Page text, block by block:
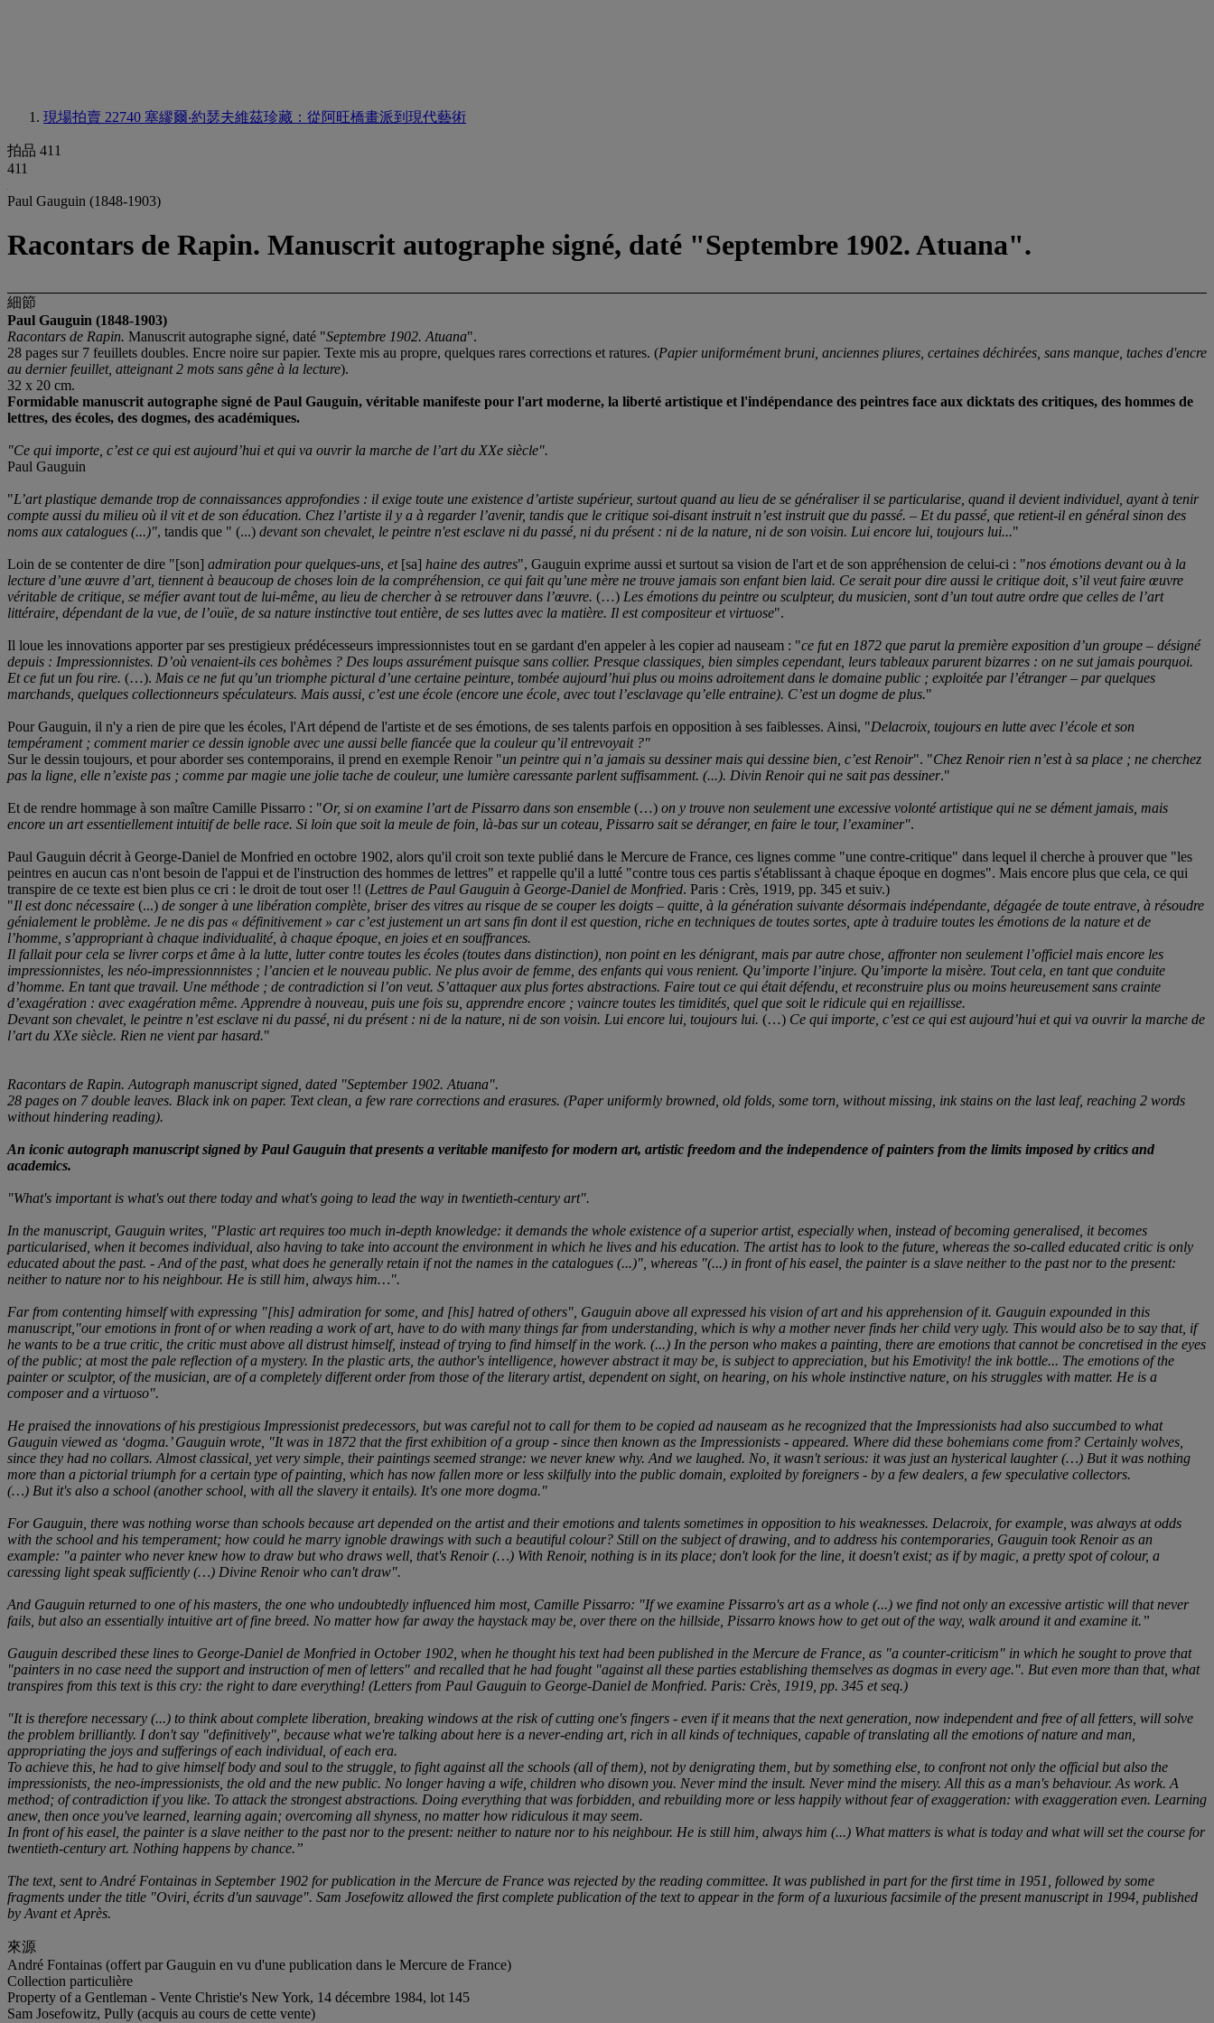
現場拍賣 22740 塞繆爾‧約瑟夫維茲珍藏：從阿旺橋畫派到現代藝術
拍品 411
411
Paul Gauguin (1848-1903)
Racontars de Rapin. Manuscrit autographe signé, daté "Septembre 1902. Atuana".
細節
Paul Gauguin (1848-1903)
Racontars de Rapin. Manuscrit autographe signé, daté "Septembre 1902. Atuana".
28 pages sur 7 feuillets doubles. Encre noire sur papier. Texte mis au propre, quelques rares corrections et ratures. (Papier uniformément bruni, anciennes pliures, certaines déchirées, sans manque, taches d'encre
au dernier feuillet, atteignant 2 mots sans gêne à la lecture).
32 x 20 cm.
Formidable manuscrit autographe signé de Paul Gauguin, véritable manifeste pour l'art moderne, la liberté artistique et l'indépendance des peintres face aux dicktats des critiques, des hommes de
lettres, des écoles, des dogmes, des académiques.
"Ce qui importe, c’est ce qui est aujourd’hui et qui va ouvrir la marche de l’art du XXe siècle".
Paul Gauguin
"L’art plastique demande trop de connaissances approfondies : il exige toute une existence d’artiste supérieur, surtout quand au lieu de se généraliser il se particularise, quand il devient individuel, ayant à tenir
compte aussi du milieu où il vit et de son éducation. Chez l’artiste il y a à regarder l’avenir, tandis que le critique soi-disant instruit n’est instruit que du passé. – Et du passé, que retient-il en général sinon des
noms aux catalogues (...)", tandis que " (...) devant son chevalet, le peintre n'est esclave ni du passé, ni du présent : ni de la nature, ni de son voisin. Lui encore lui, toujours lui..."
Loin de se contenter de dire "[son] admiration pour quelques-uns, et [sa] haine des autres", Gauguin exprime aussi et surtout sa vision de l'art et de son appréhension de celui-ci : "nos émotions devant ou à la
lecture d’une œuvre d’art, tiennent à beaucoup de choses loin de la compréhension, ce qui fait qu’une mère ne trouve jamais son enfant bien laid. Ce serait pour dire aussi le critique doit, s’il veut faire œuvre
véritable de critique, se méfier avant tout de lui-même, au lieu de chercher à se retrouver dans l’œuvre. (…) Les émotions du peintre ou sculpteur, du musicien, sont d’un tout autre ordre que celles de l’art
littéraire, dépendant de la vue, de l’ouïe, de sa nature instinctive tout entière, de ses luttes avec la matière. Il est compositeur et virtuose".
Il loue les innovations apporter par ses prestigieux prédécesseurs impressionnistes tout en se gardant d'en appeler à les copier ad nauseam : "ce fut en 1872 que parut la première exposition d’un groupe – désigné
depuis : Impressionnistes. D’où venaient-ils ces bohèmes ? Des loups assurément puisque sans collier. Presque classiques, bien simples cependant, leurs tableaux parurent bizarres : on ne sut jamais pourquoi.
Et ce fut un fou rire. (…). Mais ce ne fut qu’un triomphe pictural d’une certaine peinture, tombée aujourd’hui plus ou moins adroitement dans le domaine public ; exploitée par l’étranger – par quelques
marchands, quelques collectionneurs spéculateurs. Mais aussi, c’est une école (encore une école, avec tout l’esclavage qu’elle entraine). C’est un dogme de plus."
Pour Gauguin, il n'y a rien de pire que les écoles, l'Art dépend de l'artiste et de ses émotions, de ses talents parfois en opposition à ses faiblesses. Ainsi, "Delacroix, toujours en lutte avec l’école et son
tempérament ; comment marier ce dessin ignoble avec une aussi belle fiancée que la couleur qu’il entrevoyait ?"
Sur le dessin toujours, et pour aborder ses contemporains, il prend en exemple Renoir "un peintre qui n’a jamais su dessiner mais qui dessine bien, c’est Renoir". "Chez Renoir rien n’est à sa place ; ne cherchez
pas la ligne, elle n’existe pas ; comme par magie une jolie tache de couleur, une lumière caressante parlent suffisamment. (...). Divin Renoir qui ne sait pas dessiner."
Et de rendre hommage à son maître Camille Pissarro : "Or, si on examine l’art de Pissarro dans son ensemble (…) on y trouve non seulement une excessive volonté artistique qui ne se dément jamais, mais
encore un art essentiellement intuitif de belle race. Si loin que soit la meule de foin, là-bas sur un coteau, Pissarro sait se déranger, en faire le tour, l’examiner".
Paul Gauguin décrit à George-Daniel de Monfried en octobre 1902, alors qu'il croit son texte publié dans le Mercure de France, ces lignes comme "une contre-critique" dans lequel il cherche à prouver que "les
peintres en aucun cas n'ont besoin de l'appui et de l'instruction des hommes de lettres" et rappelle qu'il a lutté "contre tous ces partis s'établissant à chaque époque en dogmes". Mais encore plus que cela, ce qui
transpire de ce texte est bien plus ce cri : le droit de tout oser !! (Lettres de Paul Gauguin à George-Daniel de Monfried. Paris : Crès, 1919, pp. 345 et suiv.)
"Il est donc nécessaire (...) de songer à une libération complète, briser des vitres au risque de se couper les doigts – quitte, à la génération suivante désormais indépendante, dégagée de toute entrave, à résoudre
génialement le problème. Je ne dis pas « définitivement » car c’est justement un art sans fin dont il est question, riche en techniques de toutes sortes, apte à traduire toutes les émotions de la nature et de
l’homme, s’appropriant à chaque individualité, à chaque époque, en joies et en souffrances.
Il fallait pour cela se livrer corps et âme à la lutte, lutter contre toutes les écoles (toutes dans distinction), non point en les dénigrant, mais par autre chose, affronter non seulement l’officiel mais encore les
impressionnistes, les néo-impressionnnistes ; l’ancien et le nouveau public. Ne plus avoir de femme, des enfants qui vous renient. Qu’importe l’injure. Qu’importe la misère. Tout cela, en tant que conduite
d’homme. En tant que travail. Une méthode ; de contradiction si l’on veut. S’attaquer aux plus fortes abstractions. Faire tout ce qui était défendu, et reconstruire plus ou moins heureusement sans crainte
d’exagération : avec exagération même. Apprendre à nouveau, puis une fois su, apprendre encore ; vaincre toutes les timidités, quel que soit le ridicule qui en rejaillisse.
Devant son chevalet, le peintre n’est esclave ni du passé, ni du présent : ni de la nature, ni de son voisin. Lui encore lui, toujours lui. (…) Ce qui importe, c’est ce qui est aujourd’hui et qui va ouvrir la marche de
l’art du XXe siècle. Rien ne vient par hasard."
Racontars de Rapin. Autograph manuscript signed, dated "September 1902. Atuana".
28 pages on 7 double leaves. Black ink on paper. Text clean, a few rare corrections and erasures. (Paper uniformly browned, old folds, some torn, without missing, ink stains on the last leaf, reaching 2 words
without hindering reading).
An iconic autograph manuscript signed by Paul Gauguin that presents a veritable manifesto for modern art, artistic freedom and the independence of painters from the limits imposed by critics and
academics.
"What's important is what's out there today and what's going to lead the way in twentieth-century art".
In the manuscript, Gauguin writes, "Plastic art requires too much in-depth knowledge: it demands the whole existence of a superior artist, especially when, instead of becoming generalised, it becomes
particularised, when it becomes individual, also having to take into account the environment in which he lives and his education. The artist has to look to the future, whereas the so-called educated critic is only
educated about the past. - And of the past, what does he generally retain if not the names in the catalogues (...)", whereas "(...) in front of his easel, the painter is a slave neither to the past nor to the present:
neither to nature nor to his neighbour. He is still him, always him…".
Far from contenting himself with expressing "[his] admiration for some, and [his] hatred of others", Gauguin above all expressed his vision of art and his apprehension of it. Gauguin expounded in this
manuscript,"our emotions in front of or when reading a work of art, have to do with many things far from understanding, which is why a mother never finds her child very ugly. This would also be to say that, if
he wants to be a true critic, the critic must above all distrust himself, instead of trying to find himself in the work. (...) In the person who makes a painting, there are emotions that cannot be concretised in the eyes
of the public; at most the pale reflection of a mystery. In the plastic arts, the author's intelligence, however abstract it may be, is subject to appreciation, but his Emotivity! the ink bottle... The emotions of the
painter or sculptor, of the musician, are of a completely different order from those of the literary artist, dependent on sight, on hearing, on his whole instinctive nature, on his struggles with matter. He is a
composer and a virtuoso".
He praised the innovations of his prestigious Impressionist predecessors, but was careful not to call for them to be copied ad nauseam as he recognized that the Impressionists had also succumbed to what
Gauguin viewed as ‘dogma.’ Gauguin wrote, "It was in 1872 that the first exhibition of a group - since then known as the Impressionists - appeared. Where did these bohemians come from? Certainly wolves,
since they had no collars. Almost classical, yet very simple, their paintings seemed strange: we never knew why. And we laughed. No, it wasn't serious: it was just an hysterical laughter (…) But it was nothing
more than a pictorial triumph for a certain type of painting, which has now fallen more or less skilfully into the public domain, exploited by foreigners - by a few dealers, a few speculative collectors.
(…) But it's also a school (another school, with all the slavery it entails). It's one more dogma."
For Gauguin, there was nothing worse than schools because art depended on the artist and their emotions and talents sometimes in opposition to his weaknesses. Delacroix, for example, was always at odds
with the school and his temperament; how could he marry ignoble drawings with such a beautiful colour? Still on the subject of drawing, and to address his contemporaries, Gauguin took Renoir as an
example: "a painter who never knew how to draw but who draws well, that's Renoir (…) With Renoir, nothing is in its place; don't look for the line, it doesn't exist; as if by magic, a pretty spot of colour, a
caressing light speak sufficiently (…) Divine Renoir who can't draw".
And Gauguin returned to one of his masters, the one who undoubtedly influenced him most, Camille Pissarro: "If we examine Pissarro's art as a whole (...) we find not only an excessive artistic will that never
fails, but also an essentially intuitive art of fine breed. No matter how far away the haystack may be, over there on the hillside, Pissarro knows how to get out of the way, walk around it and examine it.”
Gauguin described these lines to George-Daniel de Monfried in October 1902, when he thought his text had been published in the Mercure de France, as "a counter-criticism" in which he sought to prove that
"painters in no case need the support and instruction of men of letters" and recalled that he had fought "against all these parties establishing themselves as dogmas in every age.". But even more than that, what
transpires from this text is this cry: the right to dare everything! (Letters from Paul Gauguin to George-Daniel de Monfried. Paris: Crès, 1919, pp. 345 et seq.)
"It is therefore necessary (...) to think about complete liberation, breaking windows at the risk of cutting one's fingers - even if it means that the next generation, now independent and free of all fetters, will solve
the problem brilliantly. I don't say "definitively", because what we're talking about here is a never-ending art, rich in all kinds of techniques, capable of translating all the emotions of nature and man,
appropriating the joys and sufferings of each individual, of each era.
To achieve this, he had to give himself body and soul to the struggle, to fight against all the schools (all of them), not by denigrating them, but by something else, to confront not only the official but also the
impressionists, the neo-impressionists, the old and the new public. No longer having a wife, children who disown you. Never mind the insult. Never mind the misery. All this as a man's behaviour. As work. A
method; of contradiction if you like. To attack the strongest abstractions. Doing everything that was forbidden, and rebuilding more or less happily without fear of exaggeration: with exaggeration even. Learning
anew, then once you've learned, learning again; overcoming all shyness, no matter how ridiculous it may seem.
In front of his easel, the painter is a slave neither to the past nor to the present: neither to nature nor to his neighbour. He is still him, always him (...) What matters is what is today and what will set the course for
twentieth-century art. Nothing happens by chance.”
The text, sent to André Fontainas in September 1902 for publication in the Mercure de France was rejected by the reading committee. It was published in part for the first time in 1951, followed by some
fragments under the title "Oviri, écrits d'un sauvage". Sam Josefowitz allowed the first complete publication of the text to appear in the form of a luxurious facsimile of the present manuscript in 1994, published
by Avant et Après.
來源
André Fontainas (offert par Gauguin en vu d'une publication dans le Mercure de France)
Collection particulière
Property of a Gentleman - Vente Christie's New York, 14 décembre 1984, lot 145
Sam Josefowitz, Pully (acquis au cours de cette vente)